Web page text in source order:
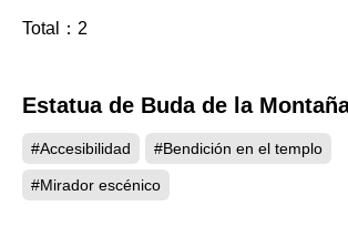
llamarse Changhua.
Total： 2
Estatua de Buda de la
#Accesibilidad #Bendición en el templo
#Mirador escénico